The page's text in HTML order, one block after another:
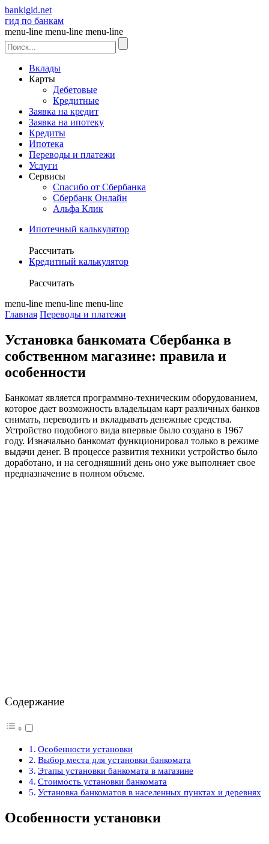
bankigid.net
гид по банкам
menu-line menu-line menu-line
Вклады
Карты
Дебетовые
Кредитные
Заявка на кредит
Заявка на ипотеку
Кредиты
Ипотека
Переводы и платежи
Услуги
Сервисы
Спасибо от Сбербанка
Сбербанк Онлайн
Альфа Клик
Ипотечный калькулятор
Рассчитать
Кредитный калькулятор
Рассчитать
menu-line menu-line menu-line
Главная Переводы и платежи
Установка банкомата Сбербанка в
собственном магазине: правила и
особенности
Банкомат является программно-техническим оборудованием,
которое дает возможность владельцам карт различных банков
снимать, переводить и вкладывать денежные средства.
Устройство подобного вида впервые было создано в 1967
году. Изначально банкомат функционировал только в режиме
выдачи денег. В процессе развития техники устройство было
доработано, и на сегодняшний день оно уже выполняет свое
предназначение в полном объеме.
Содержание
Особенности установки
Выбор места для установки банкомата
Этапы установки банкомата в магазине
Стоимость установки банкомата
Установка банкоматов в населенных пунктах и деревнях
Особенности установки